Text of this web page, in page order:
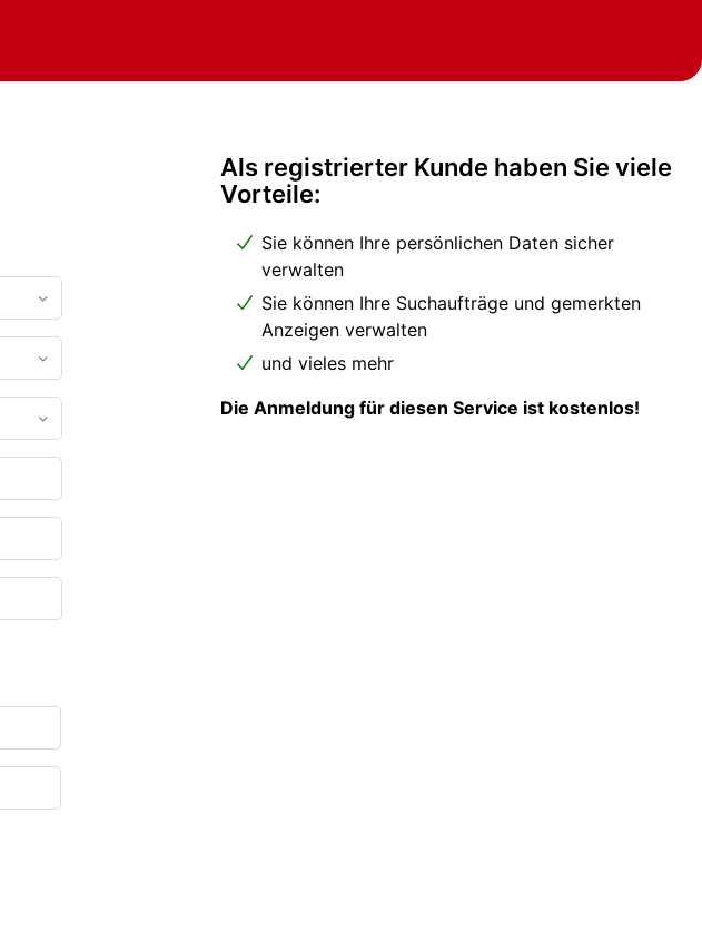
Als registrierter Kunde haben Sie viele
Vorteile:
Sie können Ihre persönlichen Daten sicher
verwalten
Sie können Ihre Suchaufträge und gemerkten
Anzeigen verwalten
und vieles mehr
Die Anmeldung für diesen Service ist kostenlos!